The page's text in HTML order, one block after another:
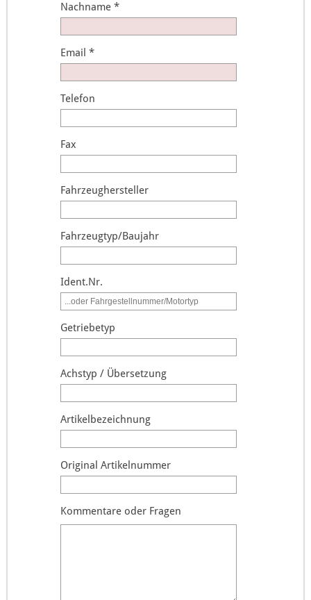
Nachname*
Email*
Telefon
Fax
Fahrzeughersteller
Fahrzeugtyp/Baujahr
Ident.Nr.
Getriebetyp
Achstyp / Übersetzung
Artikelbezeichnung
Original Artikelnummer
Kommentare oder Fragen